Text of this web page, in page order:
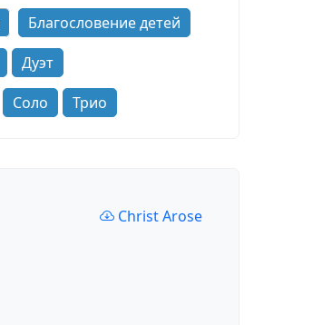
Благословение детей
Дуэт
Соло Трио
Christ Arose